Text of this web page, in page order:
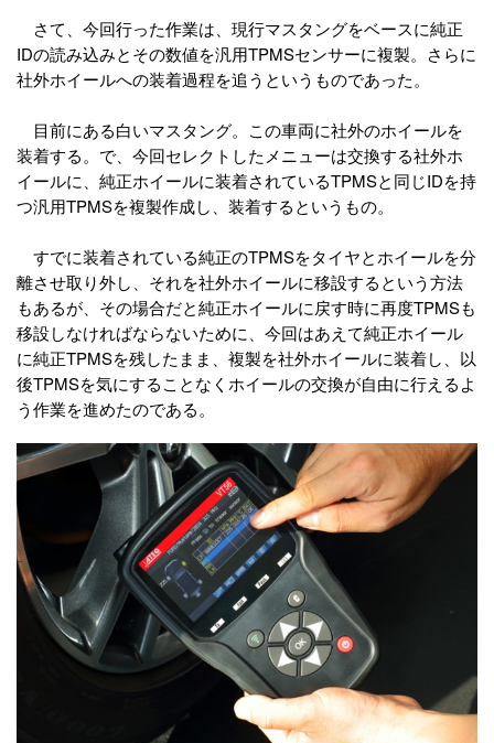
さて、今回行った作業は、現行マスタングをベースに純正
IDの読み込みとその数値を汎用TPMSセンサーに複製。さらに
社外ホイールへの装着過程を追うというものであった。
目前にある白いマスタング。この車両に社外のホイールを
装着する。で、今回セレクトしたメニューは交換する社外ホ
イールに、純正ホイールに装着されているTPMSと同じIDを持
つ汎用TPMSを複製作成し、装着するというもの。
すでに装着されている純正のTPMSをタイヤとホイールを分
離させ取り外し、それを社外ホイールに移設するという方法
もあるが、その場合だと純正ホイールに戻す時に再度TPMSも
移設しなければならないために、今回はあえて純正ホイール
に純正TPMSを残したまま、複製を社外ホイールに装着し、以
後TPMSを気にすることなくホイールの交換が自由に行えるよ
う作業を進めたのである。